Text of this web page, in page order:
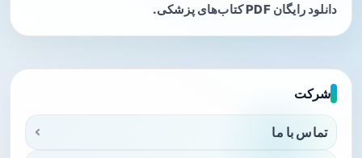
دانلود رایگان PDF کتاب‌های پزشکی.
شرکت
تماس با ما